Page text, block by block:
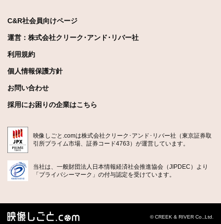
C&R社会員向けページ
運営：株式会社クリーク･アンド･リバー社
利用規約
個人情報保護方針
お問い合わせ
採用にお困りの企業はこちら
映像しごと.comは株式会社クリーク･アンド･リバー社（東京証券取
引所プライム市場、証券コード4763）が運営しています。
当社は、一般財団法人日本情報経済社会推進協会（JIPDEC）より
「プライバシーマーク」の付与認定を受けています。
© CREEK & RIVER Co.,Ltd.